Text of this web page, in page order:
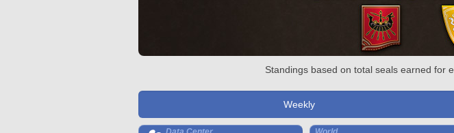
Standings based on total seals earned for
Weekly